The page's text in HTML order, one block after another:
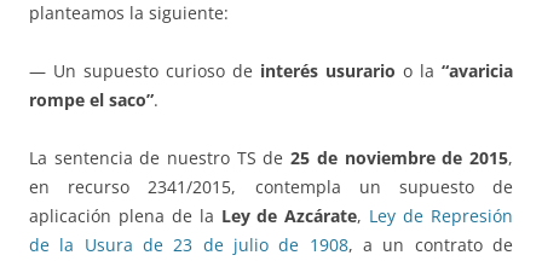
planteamos la siguiente:
— Un supuesto curioso de interés usurario o la “avaricia
rompe el saco”.
La sentencia de nuestro TS de25 de noviembre de 2015,
en recurso 2341/2015, contempla un supuesto de
aplicación plena de la Ley de Azcárate, Ley de Represión
de la Usura de 23 de julio de 1908, a un contrato de